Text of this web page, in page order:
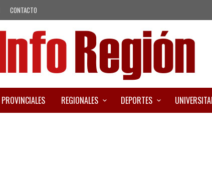
CONTACTO
PROVINCIALES REGIONALES DEPORTES